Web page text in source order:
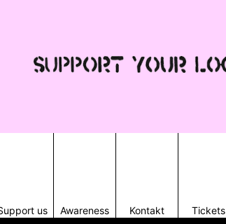
us Awareness Kontakt Tickets